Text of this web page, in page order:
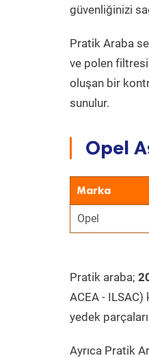
güvenliğinizi
Pratik Araba
ve polen filtresi
oluşan bir
sunulur.
Opel
Marka
Opel
Pratik araba;
ACEA -
yedek
Ayrıca Pratik